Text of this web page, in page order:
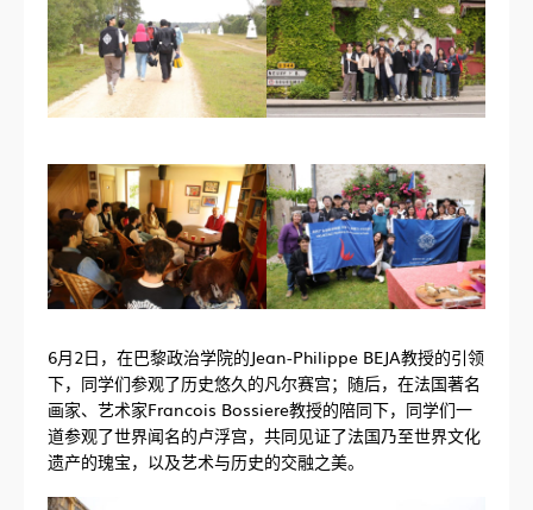
6月2日，在巴黎政治学院的Jean-Philippe BEJA教授的引领
下，同学们参观了历史悠久的凡尔赛宫；随后，在法国著名
画家、艺术家Francois Bossiere教授的陪同下，同学们一
道参观了世界闻名的卢浮宫，共同见证了法国乃至世界文化
遗产的瑰宝，以及艺术与历史的交融之美。